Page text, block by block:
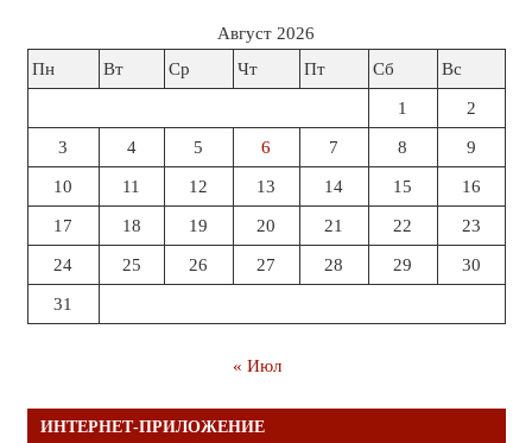
Август 2026
Пн
Вт Ср Чт Пт Сб Вс
1 2
3 4 5 6 7 8 9
10 11 12 13 14 15 16
17 18 19 20 21 22 23
24 25 26 27 28 29 30
31
« Июл
ИНТЕРНЕТ-ПРИЛОЖЕНИЕ